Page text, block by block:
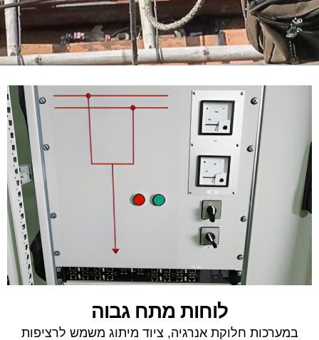
לוחות מתח גבוה
במערכות חלוקת אנרגיה, ציוד מיתוג משמש לרציפות